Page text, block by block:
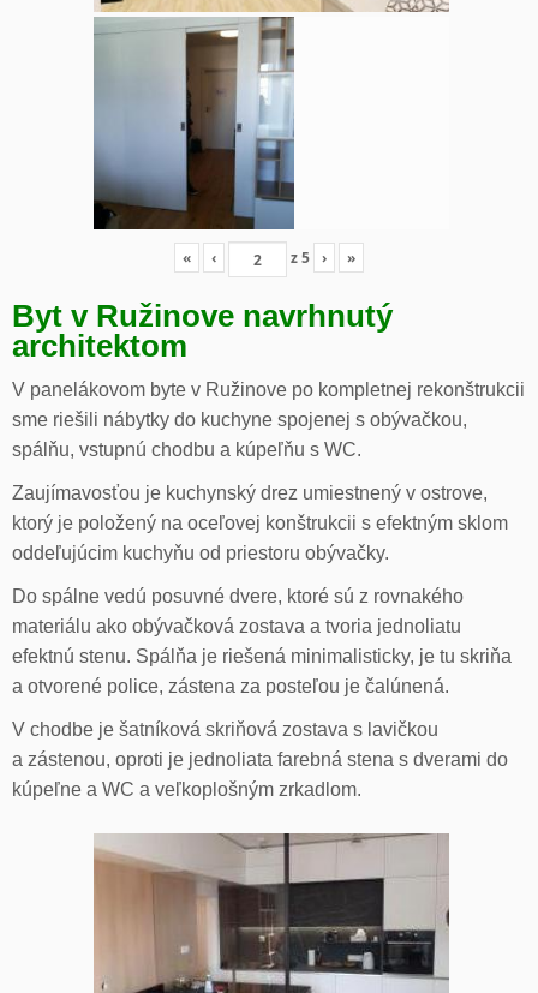
« ‹ z5 › »
Byt v Ružinove navrhnutý
architektom
V panelákovom byte v Ružinove po kompletnej rekonštrukcii
sme riešili nábytky do kuchyne spojenej s obývačkou,
spálňu, vstupnú chodbu a kúpeľňu s WC.
Zaujímavosťou je kuchynský drez umiestnený v ostrove,
ktorý je položený na oceľovej konštrukcii s efektným sklom
oddeľujúcim kuchyňu od priestoru obývačky.
Do spálne vedú posuvné dvere, ktoré sú z rovnakého
materiálu ako obývačková zostava a tvoria jednoliatu
efektnú stenu. Spálňa je riešená minimalisticky, je tu skriňa
a otvorené police, zástena za posteľou je čalúnená.
V chodbe je šatníková skriňová zostava s lavičkou
a zástenou, oproti je jednoliata farebná stena s dverami do
kúpeľne a WC a veľkoplošným zrkadlom.